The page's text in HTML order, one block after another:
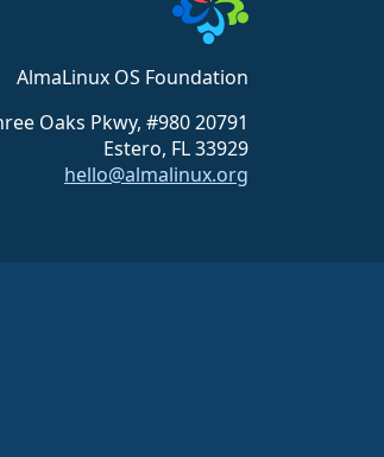
AlmaLinux OS Foundation
20791 Three Oaks Pkwy, #980
Estero, FL 33929
hello@almalinux.org